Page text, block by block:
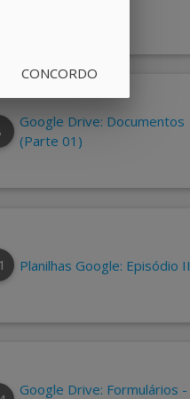
CONCORDO
Google Drive: Documentos
(Parte 01)
Planilhas Google: Episódio II
Google Drive: Formulários -